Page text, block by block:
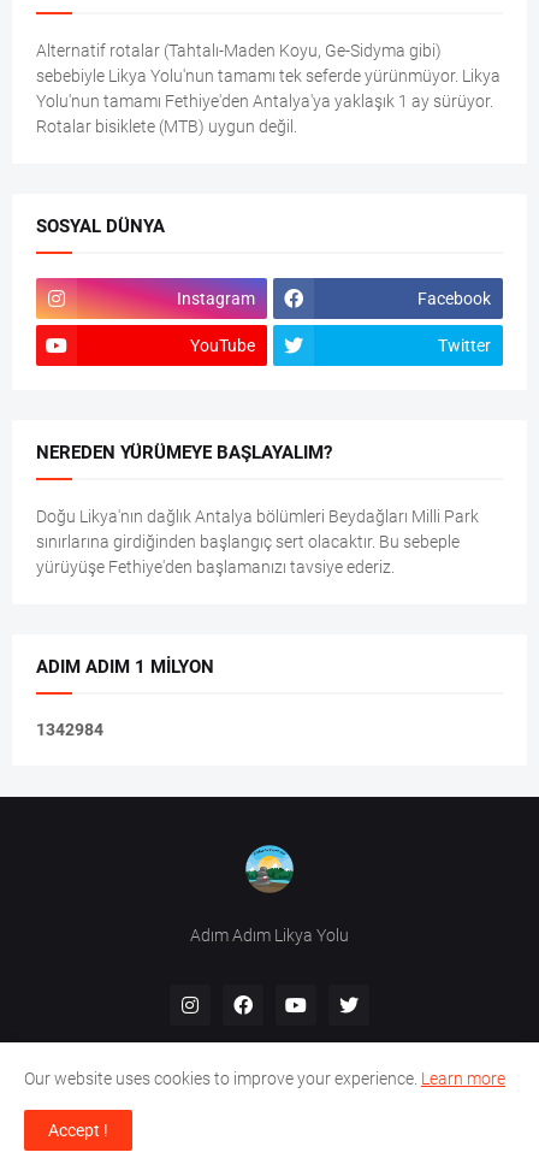
Alternatif rotalar (Tahtalı-Maden Koyu, Ge-Sidyma gibi)
sebebiyle Likya Yolu'nun tamamı tek seferde yürünmüyor. Likya
Yolu'nun tamamı Fethiye'den Antalya'ya yaklaşık 1 ay sürüyor.
Rotalar bisiklete (MTB) uygun değil.
SOSYAL DÜNYA
Instagram Facebook
YouTube Twitter
NEREDEN YÜRÜMEYE BAŞLAYALIM?
Doğu Likya'nın dağlık Antalya bölümleri Beydağları Milli Park
sınırlarına girdiğinden başlangıç sert olacaktır. Bu sebeple
yürüyüşe Fethiye'den başlamanızı tavsiye ederiz.
ADIM ADIM 1 MILYON
1342984
Adım Adım Likya Yolu
Our website uses cookies to improve your experience. Learn more
Accept !